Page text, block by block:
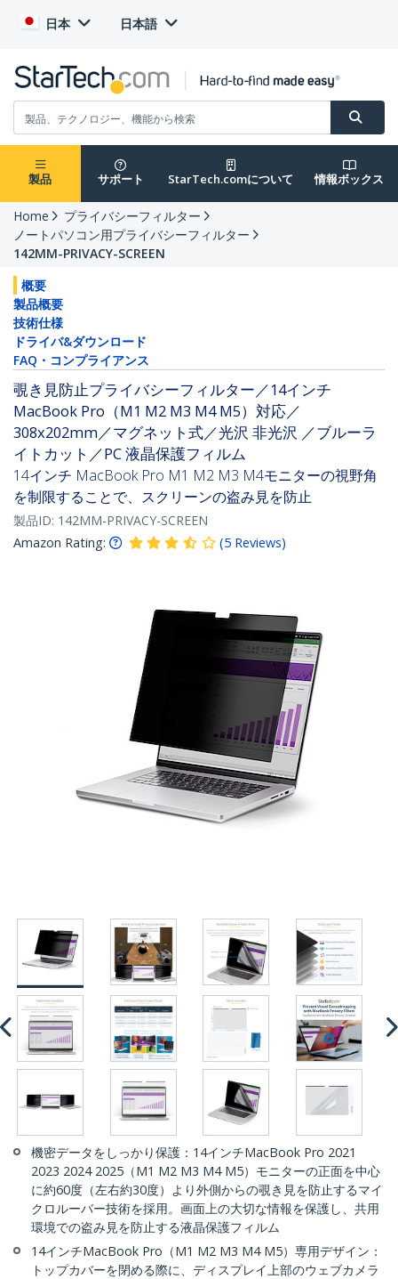
日本 日本語
製品 サポート StarTech.comについて 情報ボックス
Home
プライバシーフィルター
ノートパソコン用プライバシーフィルター
142MM-PRIVACY-SCREEN
概要
製品概要
技術仕様
ドライバ&ダウンロード
FAQ・コンプライアンス
覗き見防止プライバシーフィルター／14インチ
MacBook Pro（M1 M2 M3 M4 M5）対応／
308x202mm／マグネット式／光沢 非光沢 ／ブルーラ
イトカット／PC 液晶保護フィルム
14インチ MacBook Pro M1 M2 M3 M4モニターの視野角
を制限することで、スクリーンの盗み見を防止
製品ID: 142MM-PRIVACY-SCREEN
Amazon Rating:
(5 Reviews)
機密データをしっかり保護：14インチMacBook Pro 2021
2023 2024 2025（M1 M2 M3 M4 M5）モニターの正面を中心
に約60度（左右約30度）より外側からの覗き見を防止するマイ
クロルーバー技術を採用。画面上の大切な情報を保護し、共用
環境での盗み見を防止する液晶保護フィルム
14インチMacBook Pro（M1 M2 M3 M4 M5）専用デザイン：
トップカバーを閉める際に、ディスプレイ上部のウェブカメラ